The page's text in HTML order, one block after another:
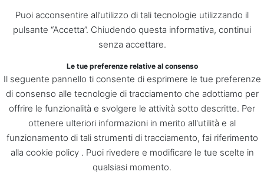
Puoi acconsentire all’utilizzo di tali tecnologie utilizzando il
pulsante “Accetta”. Chiudendo questa informativa, continui
senza accettare.
Le tue preferenze relative al consenso
Il seguente pannello ti consente di esprimere le tue preferenze
di consenso alle tecnologie di tracciamento che adottiamo per
offrire le funzionalità e svolgere le attività sotto descritte. Per
ottenere ulteriori informazioni in merito all'utilità e al
funzionamento di tali strumenti di tracciamento, fai riferimento
alla cookie policy . Puoi rivedere e modificare le tue scelte in
qualsiasi momento.